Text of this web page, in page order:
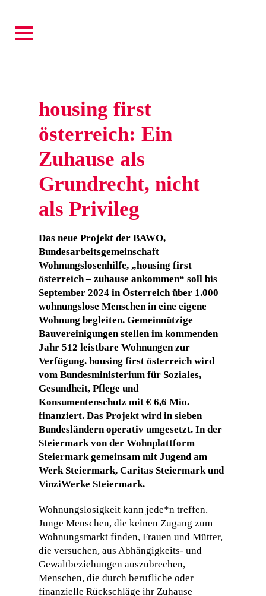
housing first
österreich: Ein
Zuhause als
Grundrecht, nicht
als Privileg
Das neue Projekt der BAWO,
Bundesarbeitsgemeinschaft
Wohnungslosenhilfe, „housing first
österreich – zuhause ankommen“ soll bis
September 2024 in Österreich über 1.000
wohnungslose Menschen in eine eigene
Wohnung begleiten. Gemeinnützige
Bauvereinigungen stellen im kommenden
Jahr 512 leistbare Wohnungen zur
Verfügung. housing first österreich wird
vom Bundesministerium für Soziales,
Gesundheit, Pflege und
Konsumentenschutz mit € 6,6 Mio.
finanziert. Das Projekt wird in sieben
Bundesländern operativ umgesetzt. In der
Steiermark von der Wohnplattform
Steiermark gemeinsam mit Jugend am
Werk Steiermark, Caritas Steiermark und
VinziWerke Steiermark.
Wohnungslosigkeit kann jede*n treffen.
Junge Menschen, die keinen Zugang zum
Wohnungsmarkt finden, Frauen und Mütter,
die versuchen, aus Abhängigkeits- und
Gewaltbeziehungen auszubrechen,
Menschen, die durch berufliche oder
finanzielle Rückschläge ihr Zuhause